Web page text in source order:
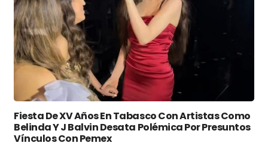
Fiesta De XV Años En Tabasco Con Artistas Como
Belinda Y J Balvin Desata Polémica Por Presuntos
Vínculos Con Pemex